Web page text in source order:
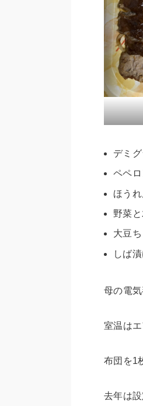
デミ
ペペ
ほう
野菜
大豆
しば
母の電
室温はエ
布団を1
去年は